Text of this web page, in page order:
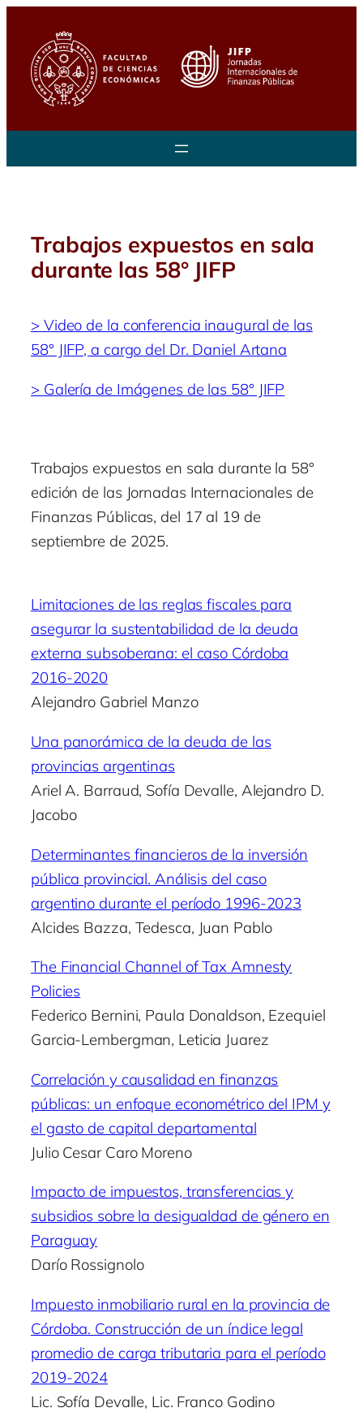
contenido
Trabajos expuestos en sala
durante las 58° JIFP
> Video de la conferencia inaugural de las
58° JIFP, a cargo del Dr. Daniel Artana
> Galería de Imágenes de las 58° JIFP
Trabajos expuestos en sala durante la 58°
edición de las Jornadas Internacionales de
Finanzas Públicas, del 17 al 19 de
septiembre de 2025.
Limitaciones de las reglas fiscales para
asegurar la sustentabilidad de la deuda
externa subsoberana: el caso Córdoba
2016-2020
Alejandro Gabriel Manzo
Una panorámica de la deuda de las
provincias argentinas
Ariel A. Barraud, Sofía Devalle, Alejandro D.
Jacobo
Determinantes financieros de la inversión
pública provincial. Análisis del caso
argentino durante el período 1996-2023
Alcides Bazza, Tedesca, Juan Pablo
The Financial Channel of Tax Amnesty
Policies
Federico Bernini, Paula Donaldson, Ezequiel
Garcia-Lembergman, Leticia Juarez
Correlación y causalidad en finanzas
públicas: un enfoque econométrico del IPM y
el gasto de capital departamental
Julio Cesar Caro Moreno
Impacto de impuestos, transferencias y
subsidios sobre la desigualdad de género en
Paraguay
Darío Rossignolo
Impuesto inmobiliario rural en la provincia de
Córdoba. Construcción de un índice legal
promedio de carga tributaria para el período
2019-2024
Lic. Sofía Devalle, Lic. Franco Godino